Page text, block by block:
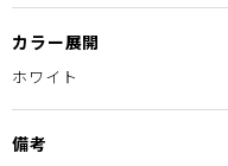
カラー展開
ホワイト
備考